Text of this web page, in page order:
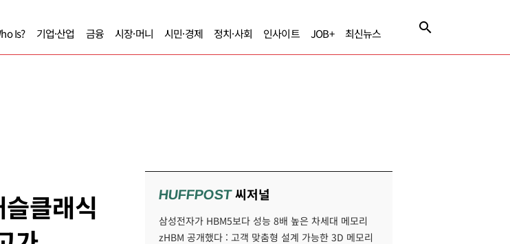
Is? 기업·산업 금융 시장·머니 시민·경제 정치·사회 인사이트 JOB+ 최신뉴스
클래식
HUFFPOST씨저널
삼성전자가 HBM5보다 성능 8배 높은 차세대 메모리
zHBM 공개했다 : 고객 맞춤형 설계 가능한 3D 메모리